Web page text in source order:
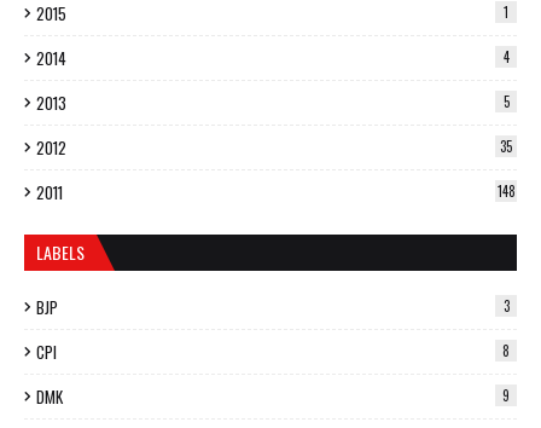
2015 1
2014 4
2013 5
2012 35
2011 148
LABELS
BJP 3
CPI 8
DMK 9